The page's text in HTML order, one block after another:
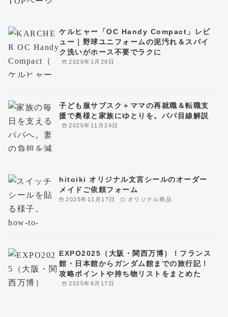
2026年1月29日
ケルヒャー「OC Handy Compact」レビ
ュー｜野球ユニフォームの泥汚れ＆スパイ
ク洗いがホース不要でラクに
2025年11月24日
子ども服サブスク＋ママの再就職＆転職支
援で奥様と家族にゆとりを。パパ目線解説
2025年11月17日 オリジナル商品
hitoiki オリジナル文言シールのオーダー
メイドご依頼フォーム
2025年8月17日
EXPO2025（大阪・関西万博）！フランス
館・日本館からガンダム館までの旅行記！
攻略ポイントや持ち物リストをまとめた